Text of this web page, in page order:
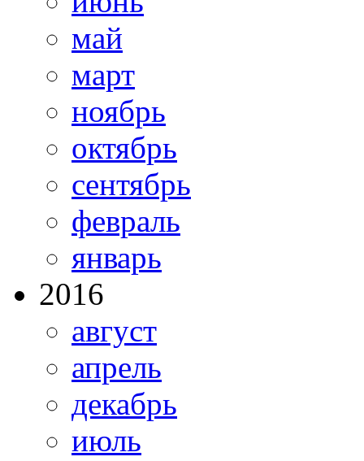
май
март
ноябрь
октябрь
сентябрь
февраль
январь
2016
август
апрель
декабрь
июль